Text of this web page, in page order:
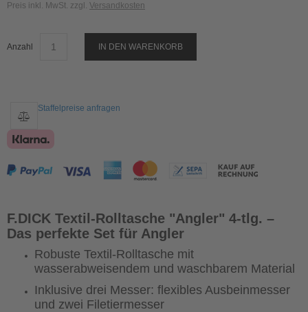
Preis inkl. MwSt. zzgl. Versandkosten
Anzahl IN DEN WARENKORB
Staffelpreise anfragen
F.DICK Textil-Rolltasche "Angler" 4-tlg. –
Das perfekte Set für Angler
Robuste Textil-Rolltasche mit
wasserabweisendem und waschbarem Material
Inklusive drei Messer: flexibles Ausbeinmesser
und zwei Filetiermesser